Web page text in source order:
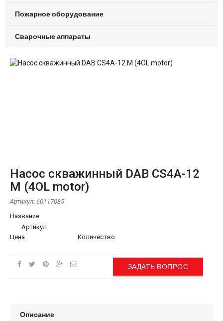
Пожарное оборудование
Сварочные аппараты
Насос скважинный DAB CS4A-12
M (4OL motor)
Артикул: 60117085
Название
Артикул
Цена
Количество
ЗАДАТЬ ВОПРОС
Описание